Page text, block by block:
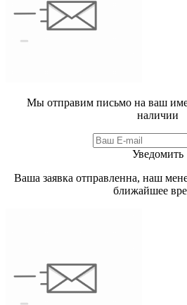
Мы отправим письмо на ваш
наличии
Уведомить
Ваша заявка отправленна, наш
ближайшее